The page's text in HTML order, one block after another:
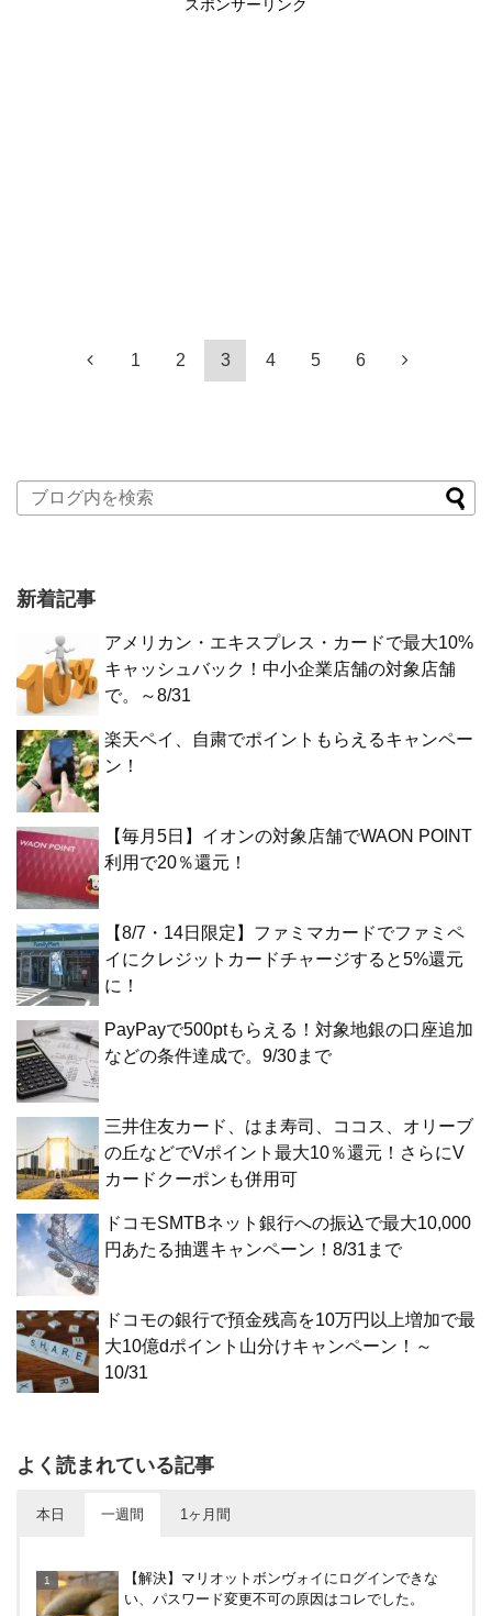
スポンサーリンク
1 2 3 4 5 6
新着記事
アメリカン・エキスプレス・カードで最大10%
キャッシュバック！中小企業店舗の対象店舗
で。～8/31
楽天ペイ、自粛でポイントもらえるキャンペー
ン！
【毎月5日】イオンの対象店舗でWAON POINT
利用で20％還元！
【8/7・14日限定】ファミマカードでファミペ
イにクレジットカードチャージすると5%還元
に！
PayPayで500ptもらえる！対象地銀の口座追加
などの条件達成で。9/30まで
三井住友カード、はま寿司、ココス、オリーブ
の丘などでVポイント最大10％還元！さらにV
カードクーポンも併用可
ドコモSMTBネット銀行への振込で最大10,000
円あたる抽選キャンペーン！8/31まで
ドコモの銀行で預金残高を10万円以上増加で最
大10億dポイント山分けキャンペーン！～
10/31
よく読まれている記事
本日 一週間 1ヶ月間
象外へ！11月から
【解決】マリオットボンヴォイにログインできな
い、パスワード変更不可の原因はコレでした。